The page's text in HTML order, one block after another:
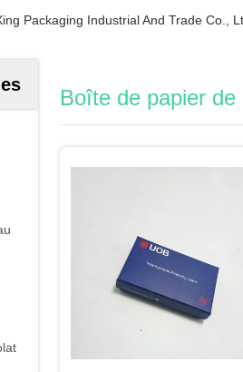
Packaging Industrial And Trade Co.,
Boîte de papier de